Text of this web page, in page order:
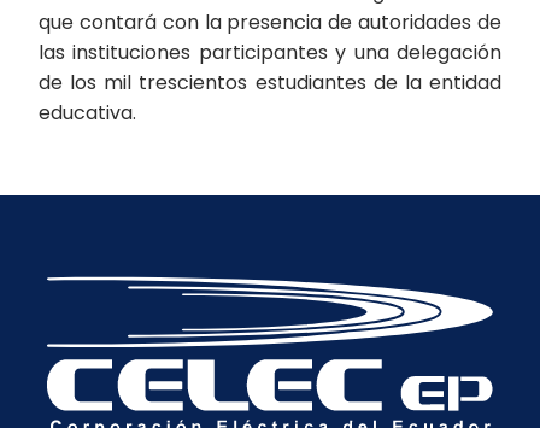
que contará con la presencia de autoridades de
las instituciones participantes y una delegación
de los mil trescientos estudiantes de la entidad
educativa.